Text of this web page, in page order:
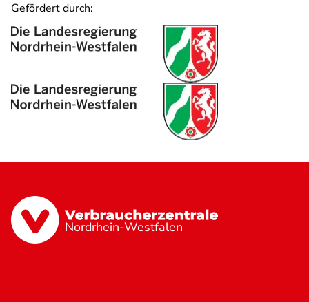
Gefördert durch:
Nordrhein-Westfalen